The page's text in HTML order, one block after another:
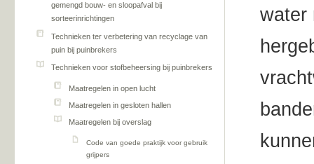
gemengd bouw- en sloopafval bij
sorteerinrichtingen
Technieken ter verbetering van recyclage van
puin bij puinbrekers
Technieken voor stofbeheersing bij puinbrekers
Maatregelen in open lucht
Maatregelen in gesloten hallen
Maatregelen bij overslag
Code van goede praktijk voor gebruik
grijpers
water